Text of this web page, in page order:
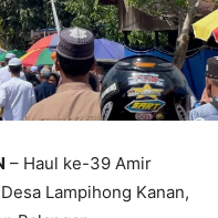
– Haul ke-39 Amir
Lampihong Kanan,